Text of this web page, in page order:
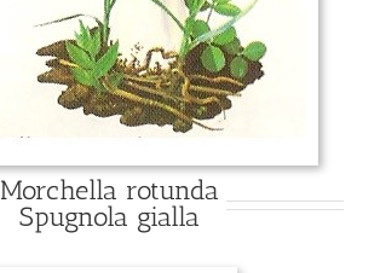
Morchella rotunda
Spugnola gialla